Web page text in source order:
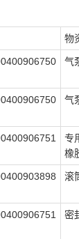
物
气
气
专
橡
滚
密